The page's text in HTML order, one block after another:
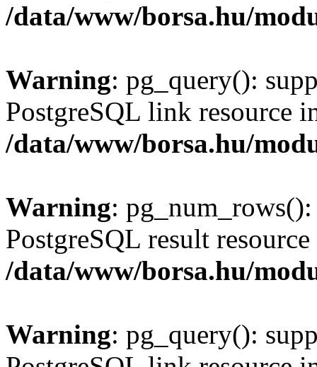
/data/www/borsa.hu/
Warning: pg_query():
PostgreSQL link resource
/data/www/borsa.hu/
Warning:
PostgreSQL result
/data/www/borsa.hu/
Warning: pg_query():